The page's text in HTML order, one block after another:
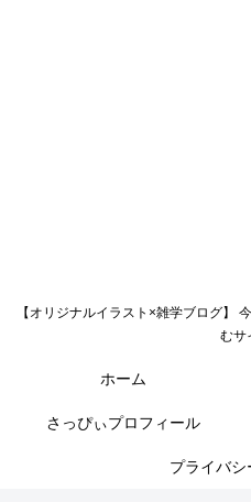
【オリジナルイラスト×雑学ブログ】
むサ
ホーム
さっぴぃプロフィール
プライバシ